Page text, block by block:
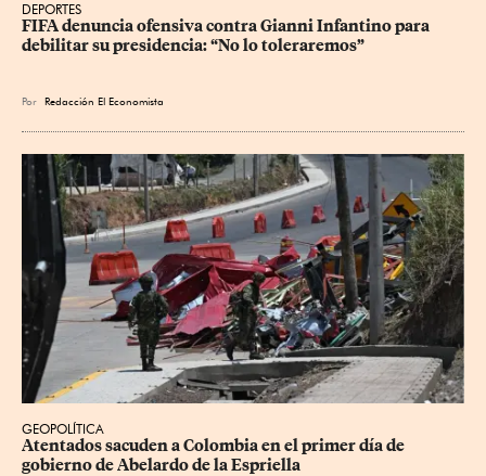
DEPORTES
FIFA denuncia ofensiva contra Gianni Infantino para
debilitar su presidencia: “No lo toleraremos”
Por Redacción El Economista
GEOPOLÍTICA
Atentados sacuden a Colombia en el primer día de
gobierno de Abelardo de la Espriella